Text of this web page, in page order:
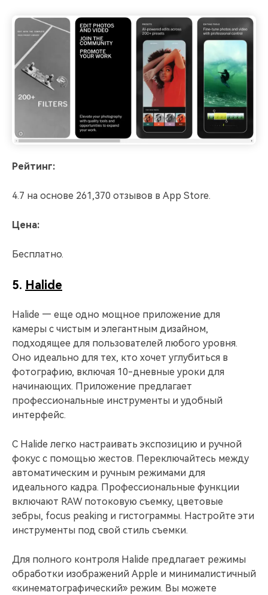
Рейтинг:
4.7 на основе 261,370 отзывов в App Store.
Цена:
Бесплатно.
5. Halide
Halide — еще одно мощное приложение для
камеры с чистым и элегантным дизайном,
подходящее для пользователей любого уровня.
Оно идеально для тех, кто хочет углубиться в
фотографию, включая 10-дневные уроки для
начинающих. Приложение предлагает
профессиональные инструменты и удобный
интерфейс.
С Halide легко настраивать экспозицию и ручной
фокус с помощью жестов. Переключайтесь между
автоматическим и ручным режимами для
идеального кадра. Профессиональные функции
включают RAW потоковую съемку, цветовые
зебры, focus peaking и гистограммы. Настройте эти
инструменты под свой стиль съемки.
Для полного контроля Halide предлагает режимы
обработки изображений Apple и минималистичный
«кинематографический» режим. Вы можете